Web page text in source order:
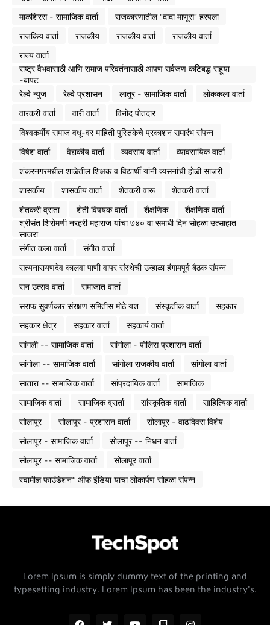
माळशिरस - सामाजिक वार्ता
राजकारणातील "दादा माणूस" हरपला
राजकिय वार्ता
राजकीय राजकीय वार्ता
राजकीय वार्ता
राज्य वार्ता
राष्ट्र वैभवासाठी आणि समाज परिवर्तनासाठी आपण सर्वजण कटिबद्ध राहूया
-बापट
रेल्वे न्युज
रेल्वे प्रशासन लातूर - सामाजिक वार्ता
लोककला वार्ता
वारकरी वार्ता
वारी वार्ता
विनोद पोतदार
विश्वकर्मीय समाज वधू-वर माहिती पुस्तिकेचे प्रकाशन समारंभ संपन्न
विषेश वार्ता
वैद्यकीय वार्ता व्यवसाय वार्ता
व्यावसायिक वार्ता
शंकरनगरमधील शाळेतील शिक्षक व विद्यार्थी यांनी व्यसनांची होळी साजरी
शासकीय
शासकीय वार्ता शेतकरी वारू
शेतकरी वार्ता
शेतकरी व्राता
शेती विषयक वार्ता शैक्षणिक
शैक्षणिक वार्ता
श्रीसंत शिरोमणी नरहरी महाराज यांचा ७४० वा समाधी दिन सोहळा उत्साहात
साजरा
संगीत कला वार्ता
संगीत वार्ता
सत्यनारायणदेव कालवा पाणी वापर संस्थेची उन्हाळा हंगामपूर्व बैठक संपन्न
सन उत्सव वार्ता
समाजात वार्ता
सराफ सुवर्णकार संरक्षण समितीस मोठे यश
संस्कृतीक वार्ता
सहकार
सहकार क्षेत्र
सहकार वार्ता
सहकार्य वार्ता
सांगली -- सामाजिक वार्ता
सांगोला - पोलिस प्रशासन वार्ता
सांगोला -- सामाजिक वार्ता
सांगोला राजकीय वार्ता
सांगोला वार्ता
सातारा -- सामाजिक वार्ता
सांप्रदायिक वार्ता
सामाजिक
सामाजिक वार्ता
सामाजिक व्रार्ता सांस्कृतिक वार्ता
साहित्यिक वार्ता
सोलापूर
सोलापूर - प्रशासन वार्ता
सोलापूर - वाढदिवस विशेष
सोलापूर - सामाजिक वार्ता
सोलापूर -- निधन वार्ता
सोलापूर -- सामाजिक वार्ता
सोलापूर वार्ता
स्वामीज्ञ फाउंडेशन* ऑफ इंडिया याचा लोकार्पण सोहळा संपन्न
Lorem Ipsum is simply dummy text of the printing and
typesetting industry. Lorem Ipsum has been the industry's.